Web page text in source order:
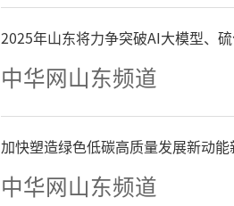
2025年山东将力争突破AI大模型、
中华网山东频道
加快塑造绿色低碳高质量发展新动能
中华网山东频道